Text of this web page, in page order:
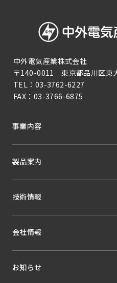
中外電気産業株式会社
〒140-0011 東京都品川区東
TEL： 03-3762-6227
FAX： 03-3766-6875
事業内容
製品案内
技術情報
会社情報
お知らせ